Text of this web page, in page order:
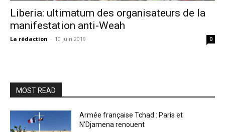
Liberia: ultimatum des organisateurs de la
manifestation anti-Weah
La rédaction - 10 juin 2019 0
MOST READ
Armée française Tchad : Paris et
N’Djamena renouent